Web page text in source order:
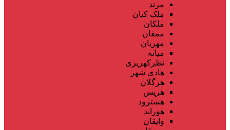
مرند
ملک کیان
ملکان
ممقان
مهربان
میانه
نظرکهریزی
هادی شهر
هرگلان
هریس
هشترود
هوراند
وایقان